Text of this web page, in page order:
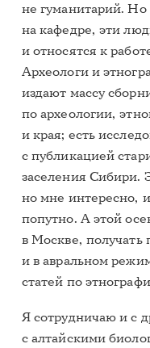
не гуманитарий. Но
на кафедре, эти
и относятся к
Археологи и
издают массу
по археологии,
и края; есть
с публикацией
заселения Сибири.
но мне интересно,
попутно. А этой
в Москве, получать
и в авральном
статей по
Я сотрудничаю и с
с алтайскими